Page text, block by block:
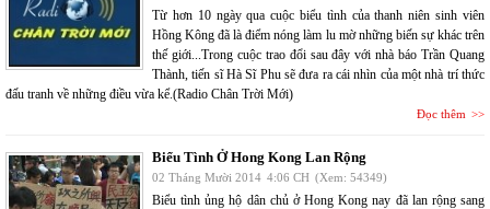
Từ hơn 10 ngày qua cuộc biểu tình của thanh niên sinh viên
Hồng Kông đã là điểm nóng làm lu mờ những biến sự khác trên
thế giới...Trong cuộc trao đổi sau đây với nhà báo Trần Quang
Thành, tiến sĩ Hà Sĩ Phu sẽ đưa ra cái nhìn của một nhà trí thức
đấu tranh về những điều vừa kể.(Radio Chân Trời Mới)
Đọc thêm
Biểu Tình Ở Hong Kong Lan Rộng
02 Tháng Mười 2014 4:06 CH (Xem: 54349)
Biểu tình ủng hộ dân chủ ở Hong Kong nay đã lan rộng sang